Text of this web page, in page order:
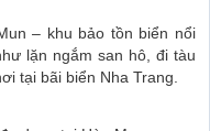
– khu bảo tồn biển nổi
lặn ngắm san hô, đi tàu
tại bãi biển Nha Trang.